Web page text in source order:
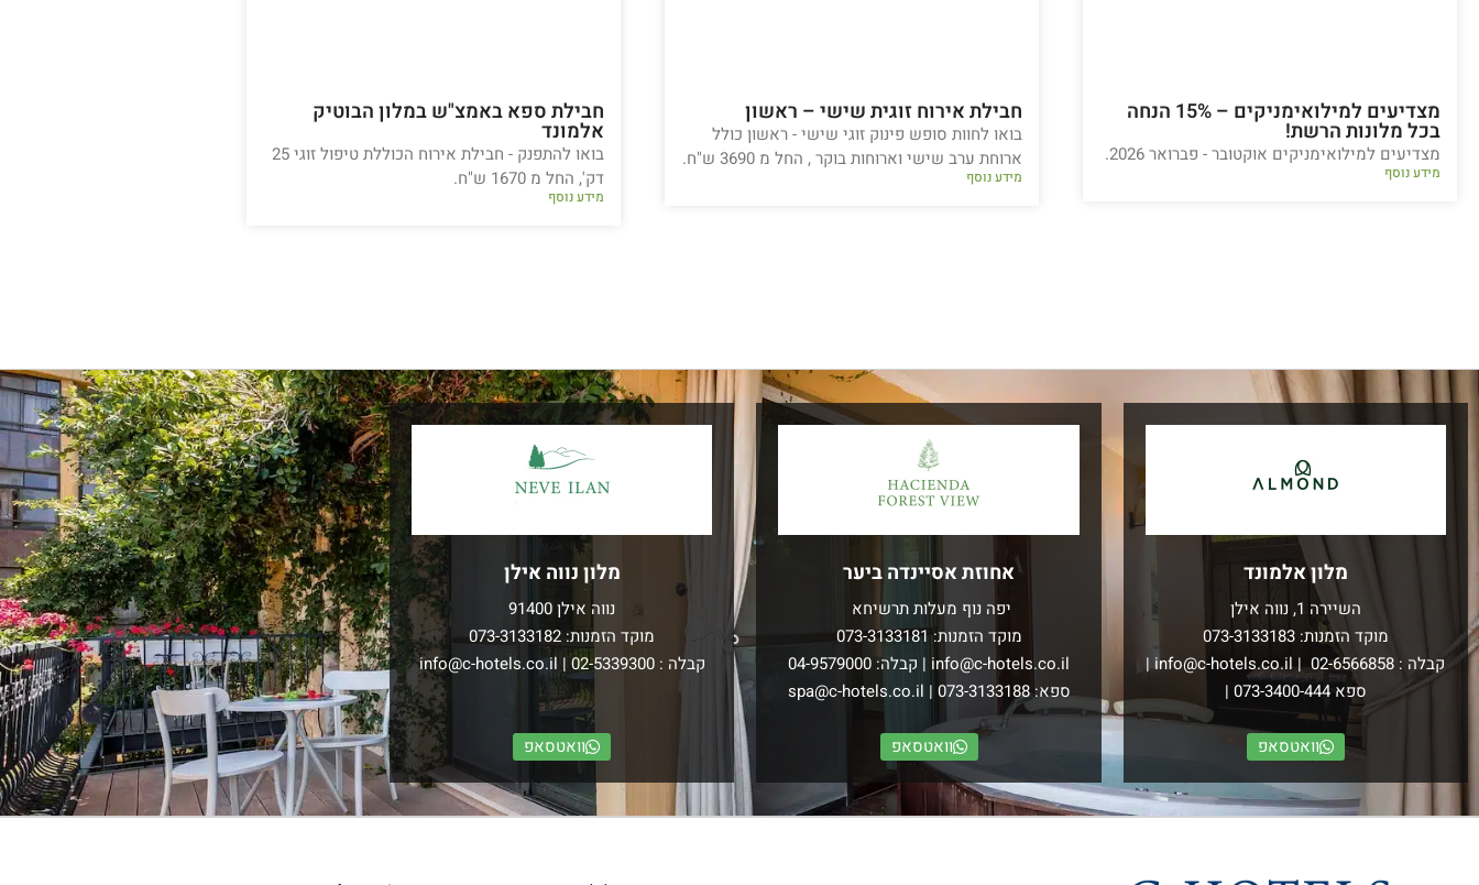
מצדיעים למילואימניקים – 15% הנחה
בכל מלונות הרשת!
מצדיעים למילואימניקים אוקטובר - פברואר 2026.
מידע נוסף
חבילת אירוח זוגית שישי – ראשון
בואו לחוות סופש פינוק זוגי שישי - ראשון כולל
ארוחת ערב שישי וארוחות בוקר , החל מ 3690 ש"ח.
מידע נוסף
חבילת ספא באמצ"ש במלון הבוטיק
אלמונד
בואו להתפנק - חבילת אירוח הכוללת טיפול זוגי 25
דק', החל מ 1670 ש"ח.
מידע נוסף
מלון אלמונד
השיירה 1, נווה אילן
מוקד הזמנות:073-3133183
קבלה : 02-6566858
|
info@c-hotels.co.il
|
ספא073-3400-444
|
וואטסאפ
אחוזת אסיינדה ביער
יפה נוף מעלות תרשיחא
מוקד הזמנות:073-3133181
info@c-hotels.co.il | קבלה: 04-9579000
ספא:073-3133188
|
spa@c-hotels.co.il
וואטסאפ
מלון נווה אילן
נווה אילן 91400
מוקד הזמנות: 073-3133182
קבלה :02-5339300
|
info@c-hotels.co.il
וואטסאפ